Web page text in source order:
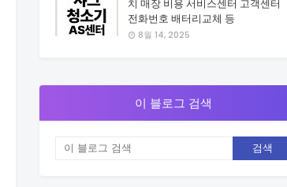
치 매장 비용 서비스센터 고객센터
전화번호 배터리교체 등
8월 14, 2025
이 블로그 검색